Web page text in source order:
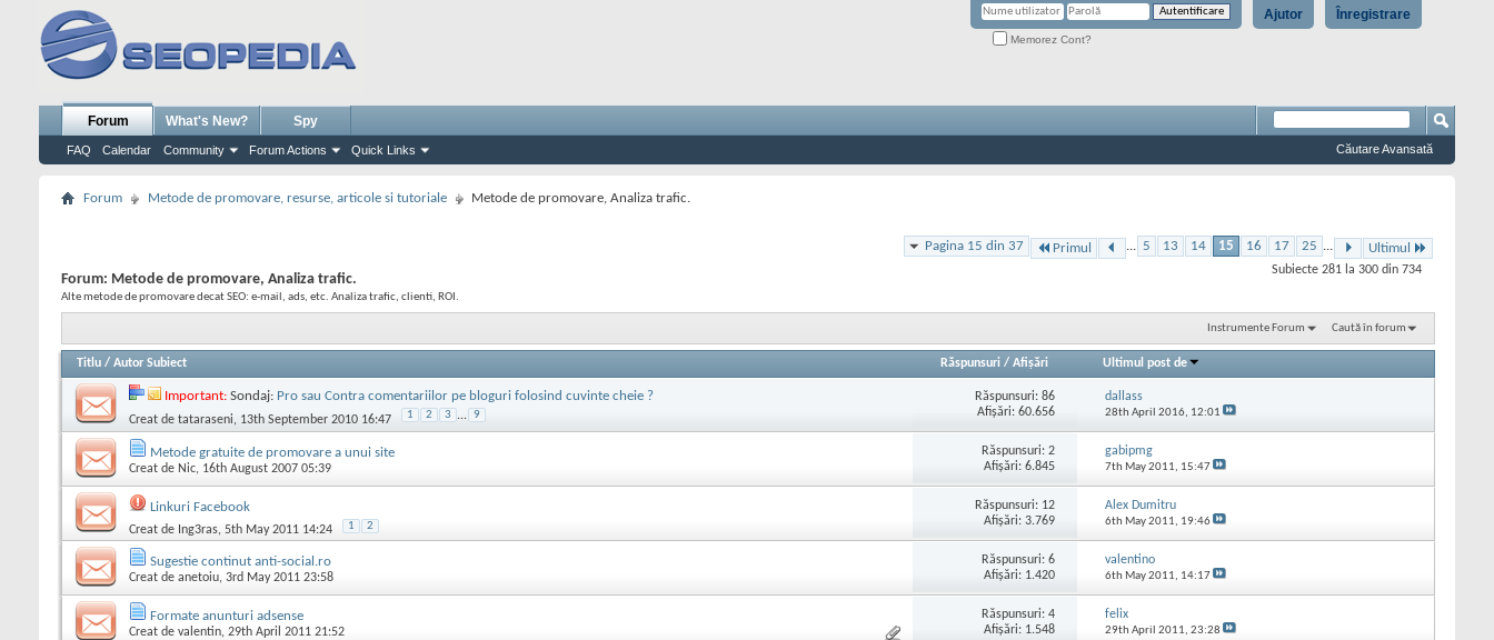
Înregistrare
Ajutor
Memorez Cont?
Forum
FAQ Calendar Community Forum Actions Quick Links
What's New? Spy
Căutare Avansată
Forum Metode de promovare, resurse, articole si tutoriale Metode de promovare, Analiza trafic.
Pagina 15 din 37 Primul ... 5 13 14 15 16 17 25 ... Ultimul
Subiecte 281 la 300 din 734
Forum: Metode de promovare, Analiza trafic.
Alte metode de promovare decat SEO: e-mail, ads, etc. Analiza trafic, clienti, ROI.
Instrumente Forum Caută în forum
Titlu / Autor Subiect Răspunsuri/ Afişări Ultimul post de
Important: Sondaj: Pro sau Contra comentariilor pe bloguri folosind cuvinte cheie ?
Creat de tataraseni, 13th September 2010 16:47 1 2 3 ... 9
Răspunsuri:86
Afişări: 60.656
dallass
28th April 2016, 12:01
Metode gratuite de promovare a unui site
Creat de Nic, 16th August 2007 05:39
Răspunsuri:2
Afişări: 6.845
gabipmg
7th May 2011, 15:47
Linkuri Facebook
Creat de Ing3ras, 5th May 2011 14:24 1 2
Răspunsuri: 12
Afişări: 3.769
Alex Dumitru
6th May 2011, 19:46
Sugestie continut anti-social.ro
Creat de anetoiu, 3rd May 2011 23:58
Răspunsuri:6
Afişări: 1.420
valentino
6th May 2011, 14:17
Formate anunturi adsense
Creat de valentin, 29th April 2011 21:52
Răspunsuri:4
Afişări: 1.548
felix
29th April 2011, 23:28